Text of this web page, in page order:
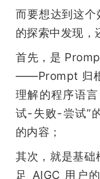
而要想达到这
的探索中发现，
首先，是
——Prompt 归
理解的程序语
试-失败-尝试”
的内容；
其次，就是基础
足 AIGC 用户